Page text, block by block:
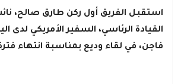
استقبل الفريق أول ركن طارق صالح،
القيادة الرئاسي، السفير الأمريكي لدى
فاجن، في لقاء وديع بمناسبة انتهاء